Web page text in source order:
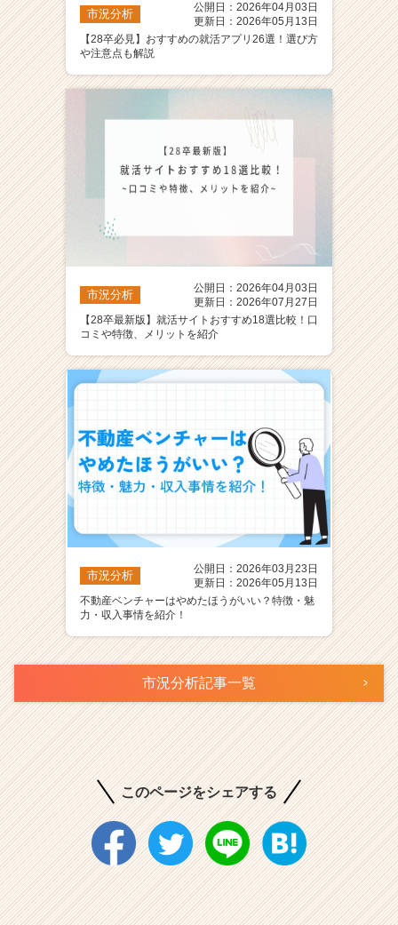
市況分析
公開日：2026年04月03日
更新日：2026年05月13日
【28卒必見】おすすめの就活アプリ26選！選び方
や注意点も解説
市況分析
公開日：2026年04月03日
更新日：2026年07月27日
【28卒最新版】就活サイトおすすめ18選比較！口
コミや特徴、メリットを紹介
市況分析
公開日：2026年03月23日
更新日：2026年05月13日
不動産ベンチャーはやめたほうがいい？特徴・魅
力・収入事情を紹介！
市況分析記事一覧
このページをシェアする